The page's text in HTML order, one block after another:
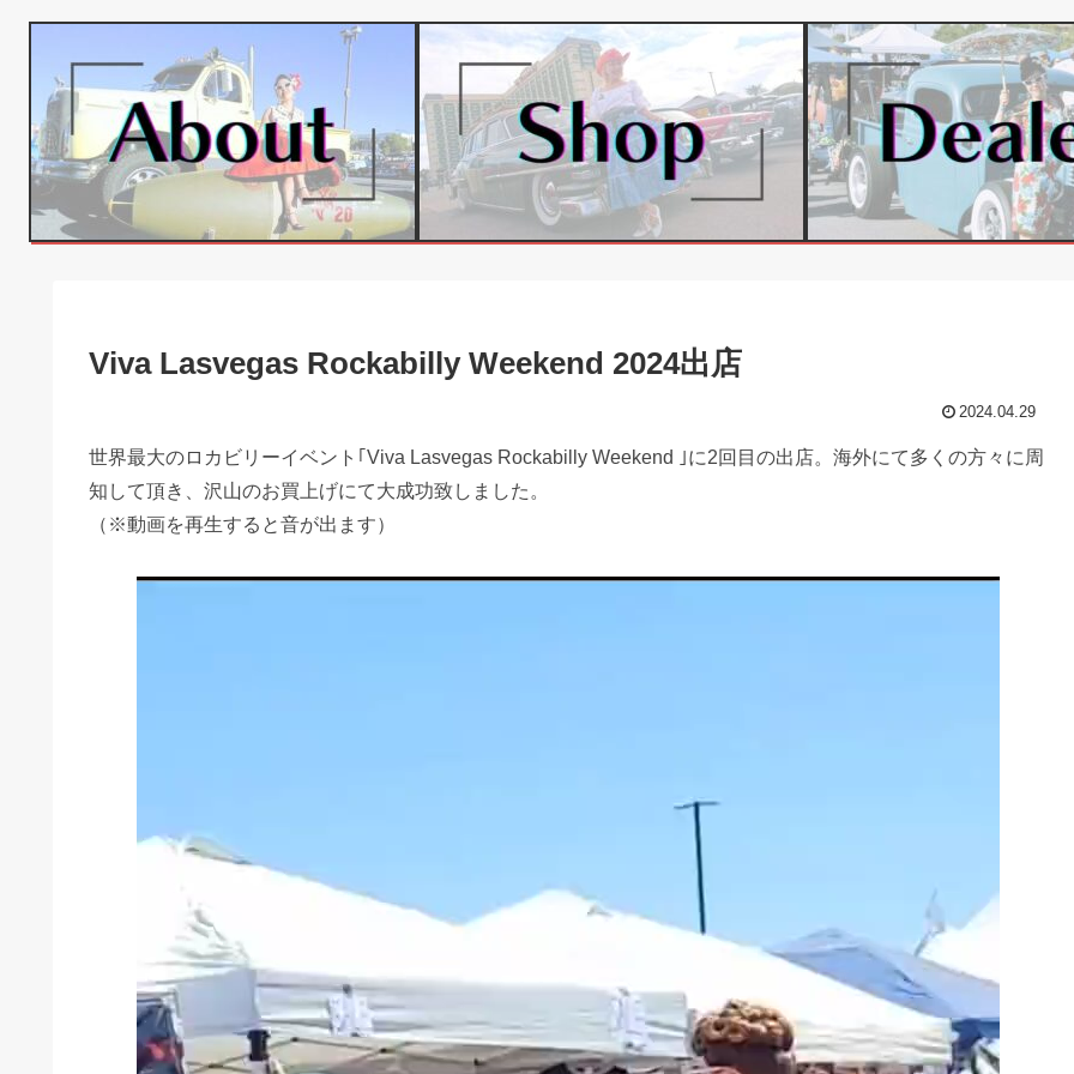
Viva Lasvegas Rockabilly Weekend 2024出店
2024.04.29
世界最大のロカビリーイベント｢Viva Lasvegas Rockabilly Weekend ｣に2回目の出店。海外にて多くの方々に周
知して頂き、沢山のお買上げにて大成功致しました。
（※動画を再生すると音が出ます）